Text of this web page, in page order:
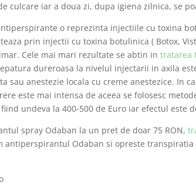
culcare iar a doua zi, dupa igiena zilnica, se
o reprezinta injectiile cu toxina
prin injectii cu toxina botulinica ( Botox,
Cele mai mari rezultate se abtin intratarea
dureroasa la nivelul injectarii in axila
sau anestezie locala cu creme anestezice. In
este mai intensa de aceea se folosesc
undeva la 400-500 de Euro iar efectul este
spray Odaban la un pret de doar 75 RON,
antiperspirantul Odaban si opreste